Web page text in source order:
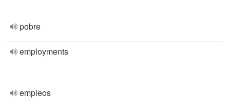
pobre
employments
empleos